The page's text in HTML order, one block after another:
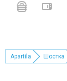
Apartila Шостка